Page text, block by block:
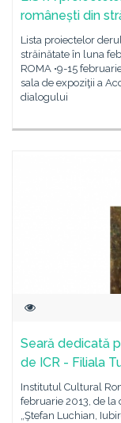
românești din
Lista proiectelor
străinătate în luna
ROMA •9-15
sala de expoziţii a
dialogului
Seară dedicată
de ICR - Filiala
Institutul Cultural
februarie 2013, de
„Ştefan Luchian,